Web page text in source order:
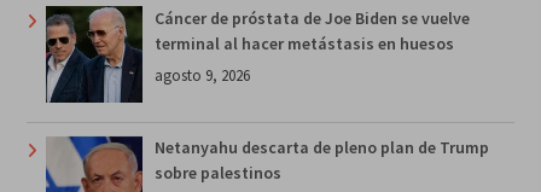
Cáncer de próstata de Joe Biden se vuelve
terminal al hacer metástasis en huesos
agosto 9, 2026
Netanyahu descarta de pleno plan de Trump
sobre palestinos